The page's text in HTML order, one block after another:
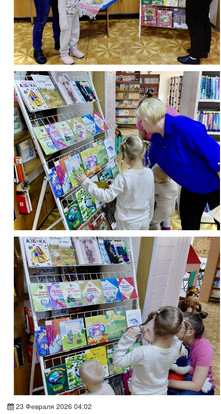
23 Февраля 2026 04:02